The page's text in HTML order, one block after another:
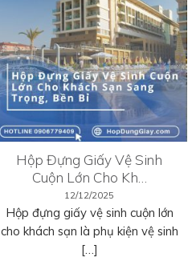
Hộp Đựng Giấy Vệ Sinh
Cuộn Lớn Cho Kh…
12/12/2025
Hộp đựng giấy vệ sinh cuộn lớn
cho khách sạn là phụ kiện vệ sinh
[…]